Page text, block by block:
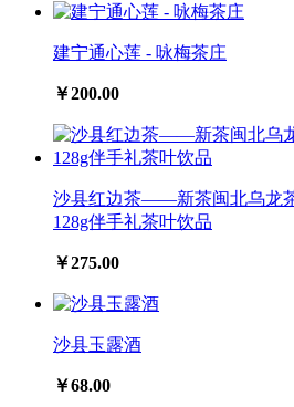
建宁通心莲 - 咏梅茶庄
￥200.00
沙县红边茶——新茶闽北乌龙
128g伴手礼茶叶饮品
￥275.00
沙县玉露酒
￥68.00